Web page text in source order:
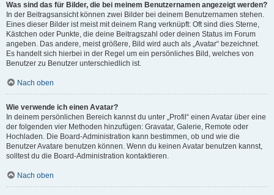
Was sind das für Bilder, die bei meinem Benutzernamen angezeigt werden?
In der Beitragsansicht können zwei Bilder bei deinem Benutzernamen stehen.
Eines dieser Bilder ist meist mit deinem Rang verknüpft: Oft sind dies Sterne,
Kästchen oder Punkte, die deine Beitragszahl oder deinen Status im Forum
angeben. Das andere, meist größere, Bild wird auch als „Avatar“ bezeichnet.
Es handelt sich hierbei in der Regel um ein persönliches Bild, welches von
Benutzer zu Benutzer unterschiedlich ist.
Nach oben
Wie verwende ich einen Avatar?
In deinem persönlichen Bereich kannst du unter „Profil“ einen Avatar über eine
der folgenden vier Methoden hinzufügen: Gravatar, Galerie, Remote oder
Hochladen. Die Board-Administration kann bestimmen, ob und wie die
Benutzer Avatare benutzen können. Wenn du keinen Avatar benutzen kannst,
solltest du die Board-Administration kontaktieren.
Nach oben